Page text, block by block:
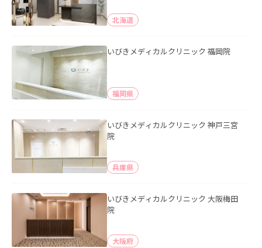
北海道
いびきメディカルクリニック 福岡院
福岡県
いびきメディカルクリニック 神戸三宮
院
兵庫県
いびきメディカルクリニック 大阪梅田
院
大阪府